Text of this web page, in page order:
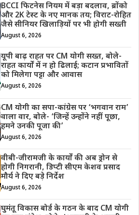
BCCI फिटनेस नियम में बड़ा बदलाव, ब्रोंको
और 2K टेस्ट के नए मानक तय; विराट-रोहित
जैसे सीनियर खिलाड़ियों पर भी होगी सख्ती
August 6, 2026
यूपी बाढ़ राहत पर CM योगी सख्त, बोले-
राहत कार्यों में न हो ढिलाई; कटान प्रभावितों
को मिलेगा पट्टा और आवास
August 6, 2026
CM योगी का सपा-कांग्रेस पर ‘भगवान राम’
वाला वार, बोले- ‘जिन्हें उन्होंने नहीं पूछा,
हमने उनकी पूजा की’
August 6, 2026
वीबी-जीरामजी के कार्यों की अब ड्रोन से
होगी निगरानी, डिप्टी सीएम केशव प्रसाद
मौर्य ने दिए बड़े निर्देश
August 6, 2026
घुमंतू विकास बोर्ड के गठन के बाद CM योगी